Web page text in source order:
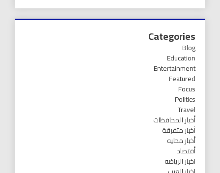
Categories
Blog
Education
Entertainment
Featured
Focus
Politics
Travel
أخبار المحافظات
أخبار متفرقة
أخبار محليه
أقتصاد
اخبار الرياضه